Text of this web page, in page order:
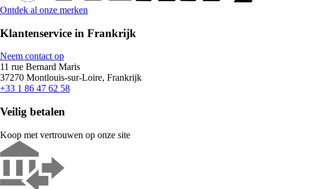
Ontdek al onze merken
Klantenservice in Frankrijk
Neem contact op
11 rue Bernard Maris
37270 Montlouis-sur-Loire, Frankrijk
+33 1 86 47 62 58
Veilig betalen
Koop met vertrouwen op onze site